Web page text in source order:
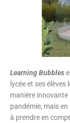
Learning Bubbles
lycée et ses
manière
pandémie, mais
à prendre en